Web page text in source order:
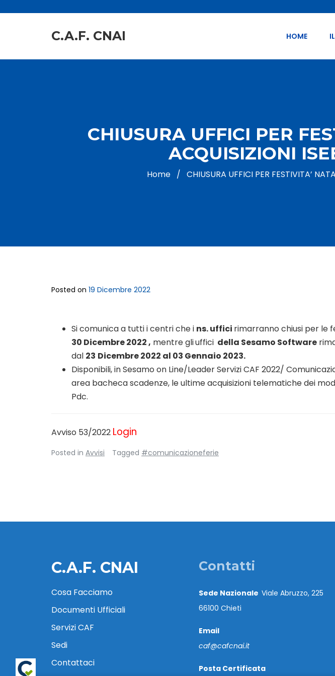
C.A.F. CNAI HOME
CHIUSURA UFFICI PER
ACQUISIZIONI
Home/ CHIUSURA UFFICI PER FESTIVITA’
Posted on 19 Dicembre 2022
Si comunica a tutti i centri che i ns. uffici rimarranno chiusi per le
30 Dicembre 2022 , mentre gliuffici della Sesamo Software
dal 23 Dicembre 2022 al 03 Gennaio 2023.
Disponibili, in Sesamo on Line/Leader Servizi CAF 2022/
area bacheca scadenze, le ultime acquisizioni telematiche dei
Pdc.
Avviso 53/2022 Login
Posted in Avvisi Tagged #comunicazioneferie
C.A.F. CNAI
Cosa Facciamo
Documenti Ufficiali
Servizi CAF
Sedi
Contattaci
Contatti
Sede Nazionale Viale Abruzzo, 225
66100 Chieti
Email
caf@cafcnai.it
Posta Certificata